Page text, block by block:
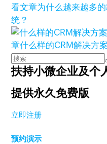
看文章为什么越来越多
统？
章什么样的CRM解决方
扶持小微企业及个
提供永久免费版
立即注册
预约演示